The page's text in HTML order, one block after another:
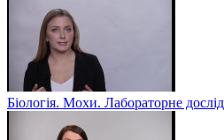
Біологія. Мохи. Лабораторне